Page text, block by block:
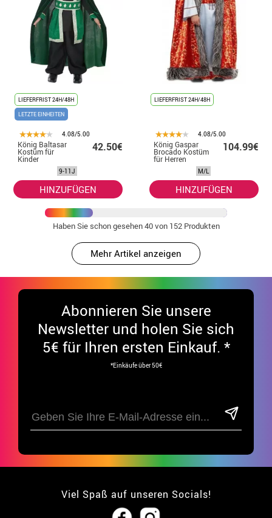
LIEFERFRIST 24H/48H
LETZTE EINHEITEN
4.08/5.00
König Baltasar
Kostüm für
Kinder
42.50€
9-11J
HINZUFÜGEN
LIEFERFRIST 24H/48H
4.08/5.00
König Gaspar
Brocado Kostüm
für Herren
104.99€
M/L
HINZUFÜGEN
Haben Sie schon gesehen40von 152 Produkten
Mehr Artikel anzeigen
Abonnieren Sie unsere
Newsletter und holen Sie sich
5€ für Ihren ersten Einkauf. *
*Einkäufe über 50€
Viel Spaß auf unseren Socials!